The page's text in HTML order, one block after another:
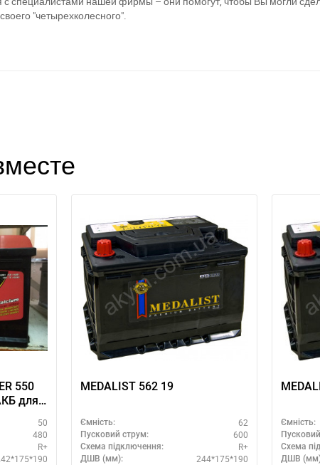
"четырехколесного".
550
для
50
480
R+
MEDALIST 562 19
Ємність: 62
Пусковий струм: 600
Схема підключення: R+
ДШВ (мм): 244*175*190
Ємність:
Схема
ДШВ